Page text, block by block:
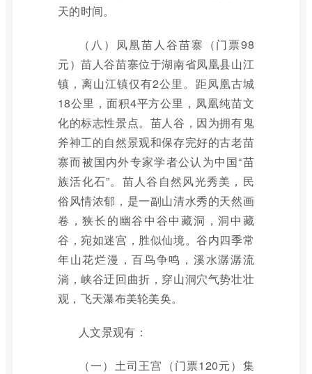
天的时间。
（八）凤凰苗人谷苗寨（门票98
元）苗人谷苗寨位于湖南省凤凰县山江
镇，离山江镇仅有2公里。距凤凰古城
18公里，面积4平方公里，凤凰纯苗文
化的标志性景点。苗人谷，因为拥有鬼
斧神工的自然景观和保存完好的古老苗
寨而被国内外专家学者公认为中国“苗
族活化石”。苗人谷自然风光秀美，民
俗风情浓郁，是一副山清水秀的天然画
卷，狭长的幽谷中谷中藏洞，洞中藏
谷，宛如迷宫，胜似仙境。谷内四季常
年山花烂漫，百鸟争鸣，溪水潺潺流
淌，峡谷迂回曲折，穿山洞穴气势壮壮
观，飞天瀑布美轮美奂。
人文景观有：
（一）土司王宫（门票120元）集